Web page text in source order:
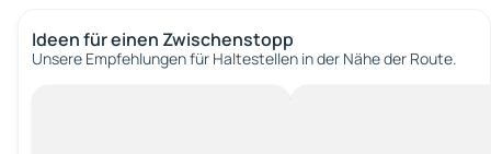
Ideen für einen Zwischenstopp
Unsere Empfehlungen für Haltestellen in der Nähe der Route.